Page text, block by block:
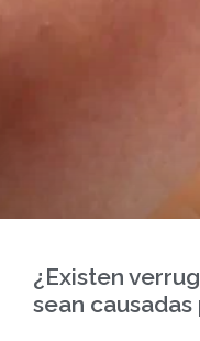
¿Existen
sean causadas